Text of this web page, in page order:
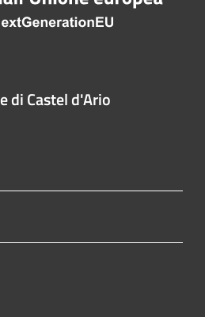
di Castel d'Ario